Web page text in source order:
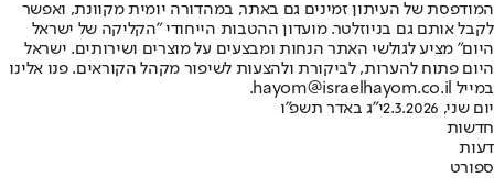
המודפסת של העיתון זמינים גם באתר, במהדורה יומית מקוונת, ואפשר
לקבל אותם גם בניוזלטר. מועדון ההטבות הייחודי "הקליקה של ישראל
היום" מציע לגולשי האתר הנחות ומבצעים על מוצרים ושירותים. ישראל
היום פתוח להערות, לביקורת ולהצעות לשיפור מקהל הקוראים. פנו אלינו
במייל hayom@israelhayom.co.il.
יום שני, 2.3.2026
י"ג באדר תשפ"ו
חדשות
דעות
ספורט